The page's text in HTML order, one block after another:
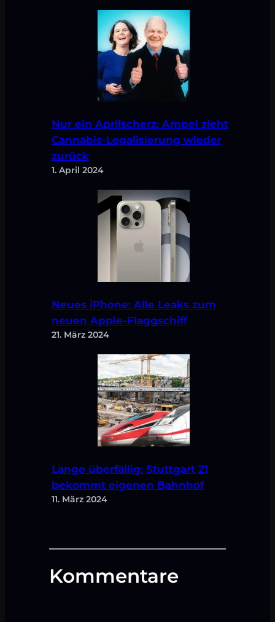
Nur ein Aprilscherz: Ampel zieht
Cannabis-Legalisierung wieder
zurück
1. April 2024
Neues iPhone: Alle Leaks zum
neuen Apple-Flaggschiff
21. März 2024
Lange überfällig: Stuttgart 21
bekommt eigenen Bahnhof
11. März 2024
Kommentare